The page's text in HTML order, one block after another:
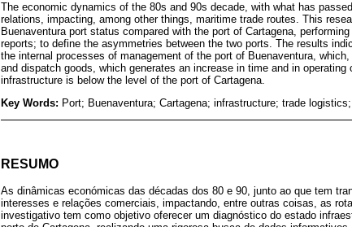
The economic dynamics of the 80s and 90s decade, with what has
relations, impacting, among other things, maritime trade routes. This
Buenaventura port status compared with the port of Cartagena,
reports; to define the asymmetries between the two ports. The results
the internal processes of management of the port of Buenaventura,
and dispatch goods, which generates an increase in time and in
infrastructure is below the level of the port of Cartagena.
Key Words: Port; Buenaventura; Cartagena; infrastructure; trade
RESUMO
As dinâmicas económicas das décadas dos 80 e 90, junto ao que tem
interesses e relações comerciais, impactando, entre outras coisas, as
investigativo tem como objetivo oferecer um diagnóstico do estado